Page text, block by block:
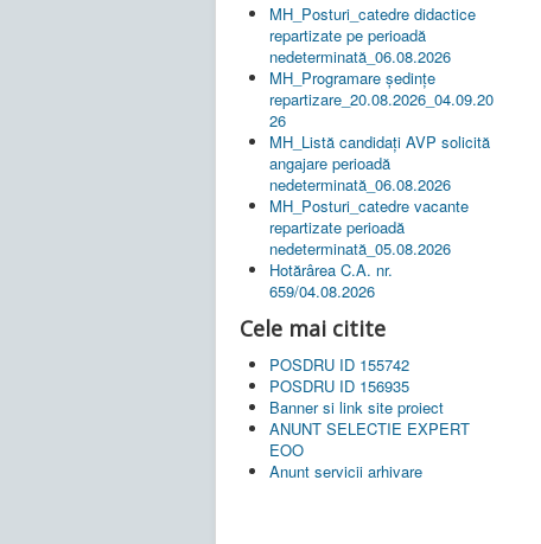
MH_Posturi_catedre didactice
repartizate pe perioadă
nedeterminată_06.08.2026
MH_Programare ședințe
repartizare_20.08.2026_04.09.20
26
MH_Listă candidați AVP solicită
angajare perioadă
nedeterminată_06.08.2026
MH_Posturi_catedre vacante
repartizate perioadă
nedeterminată_05.08.2026
Hotărârea C.A. nr.
659/04.08.2026
Cele mai citite
POSDRU ID 155742
POSDRU ID 156935
Banner si link site proiect
ANUNT SELECTIE EXPERT
EOO
Anunt servicii arhivare